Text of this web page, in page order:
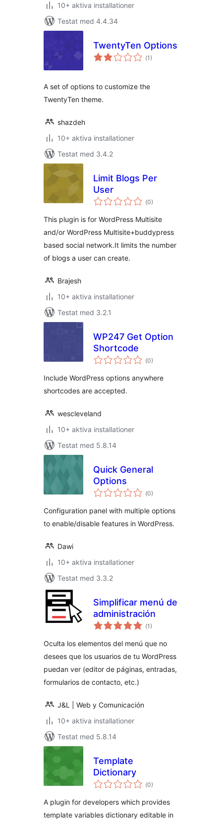
10+ aktiva installationer
Testat med 4.4.34
TwentyTen Options
(Totalt
antal
1)
A set of options to customize the
TwentyTen theme.
shazdeh
10+ aktiva installationer
Testat med 3.4.2
Limit Blogs Per
User
(Totalt
antal
0)
This plugin is for WordPress Multisite
and/or WordPress Multisite+buddypress
based social network.It limits the number
of blogs a user can create.
Brajesh
10+ aktiva installationer
Testat med 3.2.1
WP247 Get Option
Shortcode
(Totalt
antal
0)
Include WordPress options anywhere
shortcodes are accepted.
wescleveland
10+ aktiva installationer
Testat med 5.8.14
Quick General
Options
(Totalt
antal
0)
Configuration panel with multiple options
to enable/disable features in WordPress.
Dawi
10+ aktiva installationer
Testat med 3.3.2
Simplificar menú de
administración
(Totalt
antal
1)
Oculta los elementos del menú que no
desees que los usuarios de tu WordPress
puedan ver (editor de páginas, entradas,
formularios de contacto, etc.)
J&L | Web y Comunicación
10+ aktiva installationer
Testat med 5.8.14
Template
Dictionary
(Totalt
antal
0)
A plugin for developers which provides
template variables dictionary editable in